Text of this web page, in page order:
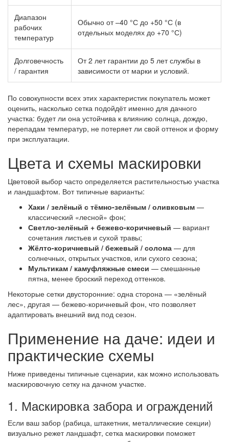
Диапазон
рабочих
температур
Обычно от –40 °С до +50 °С (в
отдельных моделях до +70 °С)
Долговечность
/ гарантия
От 2 лет гарантии до 5 лет службы в
зависимости от марки и условий.
По совокупности всех этих характеристик покупатель может
оценить, насколько сетка подойдёт именно для дачного
участка: будет ли она устойчива к влиянию солнца, дождю,
перепадам температур, не потеряет ли свой оттенок и форму
при эксплуатации.
Цвета и схемы маскировки
Цветовой выбор часто определяется растительностью участка
и ландшафтом. Вот типичные варианты:
Хаки / зелёный с тёмно-зелёным / оливковым —
классический «лесной» фон;
Светло-зелёный + бежево-коричневый — вариант
сочетания листьев и сухой травы;
Жёлто-коричневый / бежевый / солома — для
солнечных, открытых участков, или сухого сезона;
Мультикам / камуфляжные смеси — смешанные
пятна, менее броский переход оттенков.
Некоторые сетки двусторонние: одна сторона — «зелёный
лес», другая — бежево-коричневый фон, что позволяет
адаптировать внешний вид под сезон.
Применение на даче: идеи и
практические схемы
Ниже приведены типичные сценарии, как можно использовать
маскировочную сетку на дачном участке.
1. Маскировка забора и ограждений
Если ваш забор (рабица, штакетник, металлические секции)
визуально режет ландшафт, сетка маскировки поможет